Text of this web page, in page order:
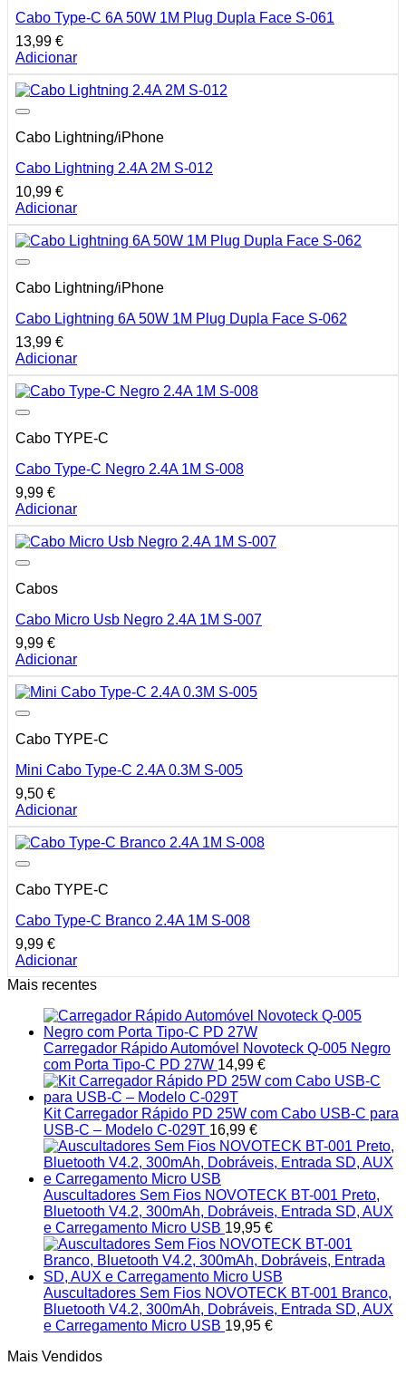
Cabo Type-C 6A 50W 1M Plug Dupla Face S-061
13,99 €
Adicionar
Cabo Lightning/iPhone
Cabo Lightning 2.4A 2M S-012
10,99 €
Adicionar
Cabo Lightning/iPhone
Cabo Lightning 6A 50W 1M Plug Dupla Face S-062
13,99 €
Adicionar
Cabo TYPE-C
Cabo Type-C Negro 2.4A 1M S-008
9,99 €
Adicionar
Cabos
Cabo Micro Usb Negro 2.4A 1M S-007
9,99 €
Adicionar
Cabo TYPE-C
Mini Cabo Type-C 2.4A 0.3M S-005
9,50 €
Adicionar
Cabo TYPE-C
Cabo Type-C Branco 2.4A 1M S-008
9,99 €
Adicionar
Mais recentes
Carregador Rápido Automóvel Novoteck Q-005 Negro
com Porta Tipo-C PD 27W 14,99 €
Kit Carregador Rápido PD 25W com Cabo USB-C para
USB-C – Modelo C-029T 16,99 €
Auscultadores Sem Fios NOVOTECK BT-001 Preto,
Bluetooth V4.2, 300mAh, Dobráveis, Entrada SD, AUX
e Carregamento Micro USB 19,95 €
Auscultadores Sem Fios NOVOTECK BT-001 Branco,
Bluetooth V4.2, 300mAh, Dobráveis, Entrada SD, AUX
e Carregamento Micro USB 19,95 €
Mais Vendidos